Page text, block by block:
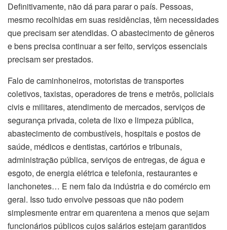
Definitivamente, não dá para parar o país. Pessoas,
mesmo recolhidas em suas residências, têm necessidades
que precisam ser atendidas. O abastecimento de gêneros
e bens precisa continuar a ser feito, serviços essenciais
precisam ser prestados.
Falo de caminhoneiros, motoristas de transportes
coletivos, taxistas, operadores de trens e metrôs, policiais
civis e militares, atendimento de mercados, serviços de
segurança privada, coleta de lixo e limpeza pública,
abastecimento de combustíveis, hospitais e postos de
saúde, médicos e dentistas, cartórios e tribunais,
administração pública, serviços de entregas, de água e
esgoto, de energia elétrica e telefonia, restaurantes e
lanchonetes… E nem falo da indústria e do comércio em
geral. Isso tudo envolve pessoas que não podem
simplesmente entrar em quarentena a menos que sejam
funcionários públicos cujos salários estejam garantidos